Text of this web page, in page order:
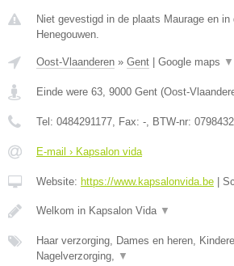
Niet gevestigd in de plaats Maurage en in
Henegouwen.
Oost-Vlaanderen » Gent | Google maps ▼
Einde were 63 9000 Gent (Oost-
Tel: 0484291177 , Fax: - , BTW-nr:
E-mail › Kapsalon vida
Website: https://www.kapsalonvida.be |
Welkom in Kapsalon Vida ▼
Haar verzorging, Dames en heren,
Nagelverzorging,
▼